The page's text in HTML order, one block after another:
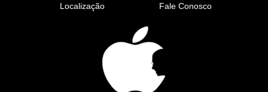
Localização
Fale Conosco